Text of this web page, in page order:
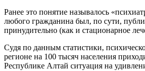
Ранее это понятие называлось
любого гражданина был, по сути,
принудительно (как и стационарное
Судя по данным статистики,
регионе на 100 тысяч населения
Республике Алтай ситуация на